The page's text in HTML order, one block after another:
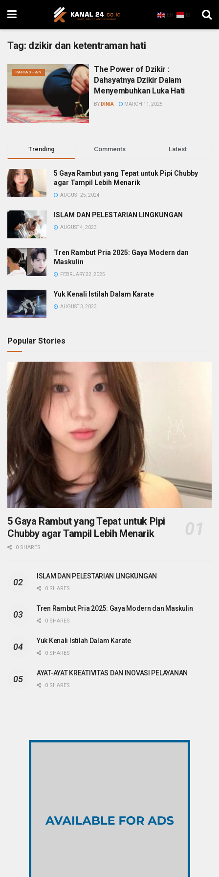
EN ID
Tag: dzikir dan ketentraman hati
RAMADHAN
The Power of Dzikir :
Dahsyatnya Dzikir Dalam
Menyembuhkan Luka Hati
BY DINIA MARCH 11, 2025
Trending Comments Latest
5 Gaya Rambut yang Tepat untuk Pipi Chubby
agar Tampil Lebih Menarik
AUGUST 25, 2024
ISLAM DAN PELESTARIAN LINGKUNGAN
AUGUST 4, 2023
Tren Rambut Pria 2025: Gaya Modern dan
Maskulin
FEBRUARY 22, 2025
Yuk Kenali Istilah Dalam Karate
AUGUST 3, 2023
Popular Stories
5 Gaya Rambut yang Tepat untuk Pipi
Chubby agar Tampil Lebih Menarik
0 SHARES
ISLAM DAN PELESTARIAN LINGKUNGAN
0 SHARES
Tren Rambut Pria 2025: Gaya Modern dan Maskulin
0 SHARES
Yuk Kenali Istilah Dalam Karate
0 SHARES
AYAT-AYAT KREATIVITAS DAN INOVASI PELAYANAN
0 SHARES